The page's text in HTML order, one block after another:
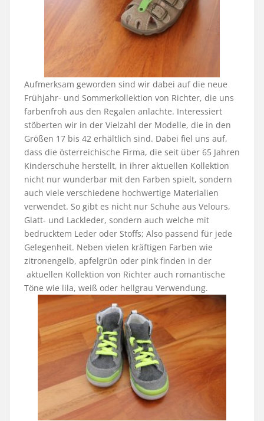
Aufmerksam geworden sind wir dabei auf die neue
Frühjahr- und Sommerkollektion von Richter, die uns
farbenfroh aus den Regalen anlachte. Interessiert
stöberten wir in der Vielzahl der Modelle, die in den
Größen 17 bis 42 erhältlich sind. Dabei fiel uns auf,
dass die österreichische Firma, die seit über 65 Jahren
Kinderschuhe herstellt, in ihrer aktuellen Kollektion
nicht nur wunderbar mit den Farben spielt, sondern
auch viele verschiedene hochwertige Materialien
verwendet. So gibt es nicht nur Schuhe aus Velours,
Glatt- und Lackleder, sondern auch welche mit
bedrucktem Leder oder Stoffs; Also passend für jede
Gelegenheit. Neben vielen kräftigen Farben wie
zitronengelb, apfelgrün oder pink finden in der
aktuellen Kollektion von Richter auch romantische
Töne wie lila, weiß oder hellgrau Verwendung.